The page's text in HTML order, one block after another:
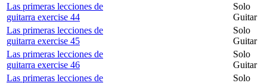
Las primeras lecciones de
guitarra exercise 44
Solo
Guitar
Las primeras lecciones de
guitarra exercise 45
Solo
Guitar
Las primeras lecciones de
guitarra exercise 46
Solo
Guitar
Las primeras lecciones de
Solo